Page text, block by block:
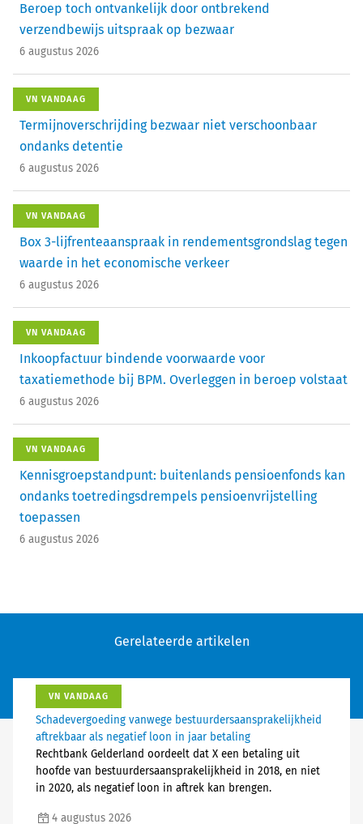
Beroep toch ontvankelijk door ontbrekend
verzendbewijs uitspraak op bezwaar
6 augustus 2026
VN VANDAAG
Termijnoverschrijding bezwaar niet verschoonbaar
ondanks detentie
6 augustus 2026
VN VANDAAG
Box 3-lijfrenteaanspraak in rendementsgrondslag tegen
waarde in het economische verkeer
6 augustus 2026
VN VANDAAG
Inkoopfactuur bindende voorwaarde voor
taxatiemethode bij BPM. Overleggen in beroep volstaat
6 augustus 2026
VN VANDAAG
Kennisgroepstandpunt: buitenlands pensioenfonds kan
ondanks toetredingsdrempels pensioenvrijstelling
toepassen
6 augustus 2026
Gerelateerde artikelen
VN VANDAAG
Schadevergoeding vanwege bestuurdersaansprakelijkheid
aftrekbaar als negatief loon in jaar betaling
Rechtbank Gelderland oordeelt dat X een betaling uit
hoofde van bestuurdersaansprakelijkheid in 2018, en niet
in 2020, als negatief loon in aftrek kan brengen.
4 augustus 2026